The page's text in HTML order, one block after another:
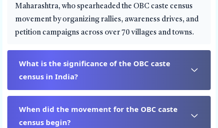
Maharashtra, who spearheaded the OBC caste census
movement by organizing rallies, awareness drives, and
petition campaigns across over 70 villages and towns.
What is the significance of the OBC caste
census in India?
When did the movement for the OBC caste
census begin?